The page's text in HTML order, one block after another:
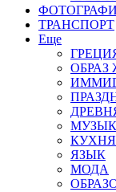
ТРАНСПОРТ
Еще
ОБРАЗ
КУХНЯ
ЯЗЫК
МОДА